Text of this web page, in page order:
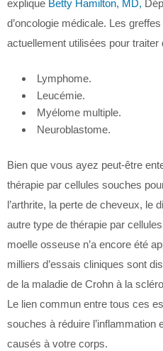
explique Betty Hamilton, MD,
d’oncologie médicale. Les
actuellement utilisées pour
Lymphome.
Leucémie.
Myélome multiple.
Neuroblastome.
Bien que vous ayez peut-être
thérapie par cellules souches
l’arthrite, la perte de cheveux, le
autre type de thérapie par
moelle osseuse n’a encore été
milliers d’essais cliniques sont
de la maladie de Crohn à la
Le lien commun entre tous ces
souches à réduire l’inflammation
causés à votre corps.